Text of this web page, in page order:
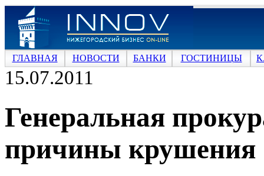
ГЛАВНАЯ НОВОСТИ БАНКИ ГОСТИНИЦЫ
15.07.2011
Генеральная
причины